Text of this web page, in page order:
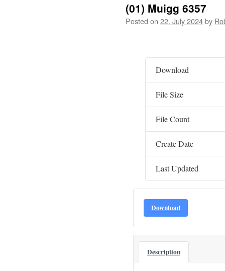
(01) Muigg 6357
Posted on 22. July 2024by
Download
File Size
File Count
Create Date
Last Updated
Download
Description